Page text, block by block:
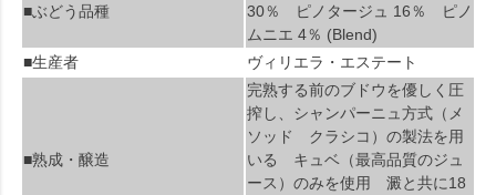
■ぶどう品種
30％ ピノタージュ 16％ ピノ
ムニエ 4％ (Blend)
■生産者
ヴィリエラ・エステート
■熟成・醸造
完熟する前のブドウを優しく圧
搾し、シャンパーニュ方式（メ
ソッド クラシコ）の製法を用
いる キュベ（最高品質のジュ
ース）のみを使用 澱と共に18